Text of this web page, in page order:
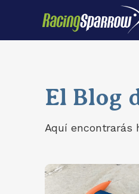
El Blog
Aquí encontrarás